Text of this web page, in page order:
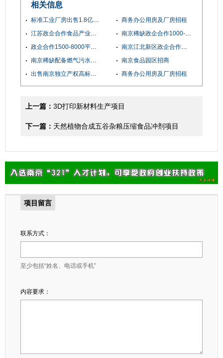
相关信息
标准工业厂房出售1.8亿，占地220亩，
商务办公用房及厂房招租
江苏政企合作食品产业园可租可售欢迎企业来电咨询实地考察项目
南京稀缺政企合作1000--8000平多层全新厂房 可租可售 交通便利
政企合作1500-8000平的食品园区，政策支持，服务配套齐全，欢迎企业咨询
南京江北新区政企合作全新食品园区招商进行中
南京稀缺配备燃气污水处理设备的产业园区对外招商
南京食品园区招商
出售南京独立产权高标准食品厂房，配套完善，办证保障
商务办公用房及厂房招租
上一篇： 3D打印新材料生产项目
下一篇： 天然植物合成五谷杂粮压缩食品冲剂项目
项目留言
联系方式：
至少包括“姓名、电话或手机”
内容要求：